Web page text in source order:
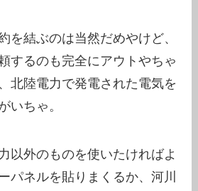
を結ぶのは当然だめやけど、
するのも完全にアウトやちゃ
北陸電力で発電された電気を
いちゃ。
以外のものを使いたければよ
パネルを貼りまくるか、河川